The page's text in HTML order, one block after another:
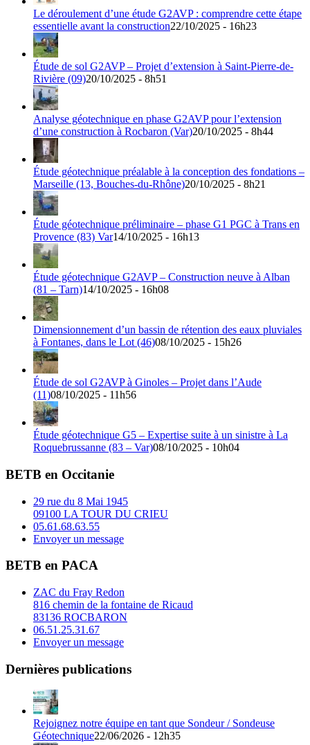
Le déroulement d’une étude G2AVP : comprendre cette étape
essentielle avant la construction22/10/2025 - 16h23
Étude de sol G2AVP – Projet d’extension à Saint-Pierre-de-
Rivière (09)20/10/2025 - 8h51
Analyse géotechnique en phase G2AVP pour l’extension
d’une construction à Rocbaron (Var)20/10/2025 - 8h44
Étude géotechnique préalable à la conception des fondations –
Marseille (13, Bouches-du-Rhône)20/10/2025 - 8h21
Étude géotechnique préliminaire – phase G1 PGC à Trans en
Provence (83) Var14/10/2025 - 16h13
Étude géotechnique G2AVP – Construction neuve à Alban
(81 – Tarn)14/10/2025 - 16h08
Dimensionnement d’un bassin de rétention des eaux pluviales
à Fontanes, dans le Lot (46)08/10/2025 - 15h26
Étude de sol G2AVP à Ginoles – Projet dans l’Aude
(11)08/10/2025 - 11h56
Étude géotechnique G5 – Expertise suite à un sinistre à La
Roquebrussanne (83 – Var)08/10/2025 - 10h04
BETB en Occitanie
29 rue du 8 Mai 1945
09100 LA TOUR DU CRIEU
05.61.68.63.55
Envoyer un message
BETB en PACA
ZAC du Fray Redon
816 chemin de la fontaine de Ricaud
83136 ROCBARON
06.51.25.31.67
Envoyer un message
Dernières publications
Rejoignez notre équipe en tant que Sondeur / Sondeuse
Géotechnique22/06/2026 - 12h35